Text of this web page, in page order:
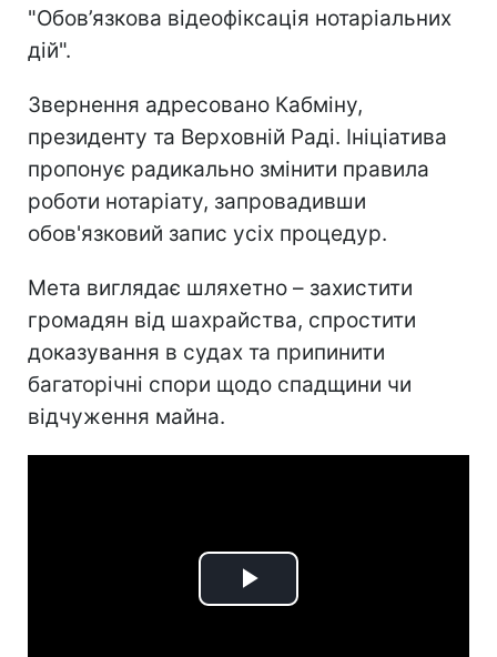
"Обов’язкова відеофіксація нотаріальних
дій".
Звернення адресовано Кабміну,
президенту та Верховній Раді. Ініціатива
пропонує радикально змінити правила
роботи нотаріату, запровадивши
обов'язковий запис усіх процедур.
Мета виглядає шляхетно – захистити
громадян від шахрайства, спростити
доказування в судах та припинити
багаторічні спори щодо спадщини чи
відчуження майна.
Play